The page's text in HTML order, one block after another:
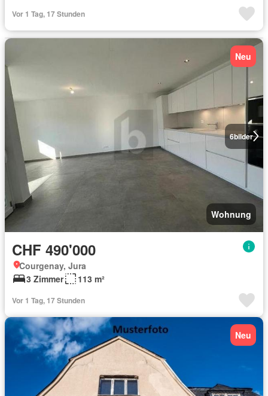
Vor 1 Tag, 17 Stunden
6bilder
Neu
Wohnung
CHF 490'000
Courgenay, Jura
3 Zimmer
113 m²
Vor 1 Tag, 17 Stunden
Neu